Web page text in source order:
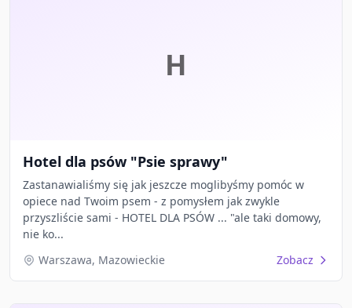
H
Hotel dla psów "Psie sprawy"
Zastanawialiśmy się jak jeszcze moglibyśmy pomóc w
opiece nad Twoim psem - z pomysłem jak zwykle
przyszliście sami - HOTEL DLA PSÓW ... "ale taki domowy,
nie ko...
Warszawa, Mazowieckie
Zobacz